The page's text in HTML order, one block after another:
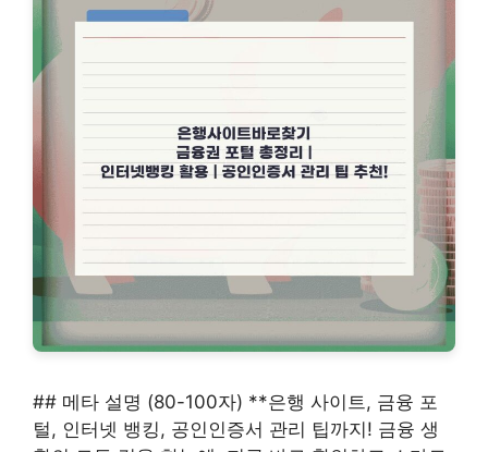
## 메타 설명 (80-100자) **은행 사이트, 금융 포
털, 인터넷 뱅킹, 공인인증서 관리 팁까지! 금융 생